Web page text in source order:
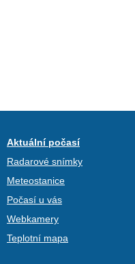
Aktuální počasí
Radarové snímky
Meteostanice
Počasí u vás
Webkamery
Teplotní mapa